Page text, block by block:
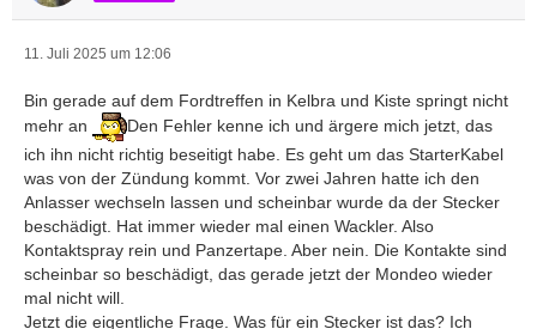
11. Juli 2025 um 12:06
Bin gerade auf dem Fordtreffen in Kelbra und Kiste springt nicht
mehr an
Den Fehler kenne ich und ärgere mich jetzt, das
ich ihn nicht richtig beseitigt habe. Es geht um das StarterKabel
was von der Zündung kommt. Vor zwei Jahren hatte ich den
Anlasser wechseln lassen und scheinbar wurde da der Stecker
beschädigt. Hat immer wieder mal einen Wackler. Also
Kontaktspray rein und Panzertape. Aber nein. Die Kontakte sind
scheinbar so beschädigt, das gerade jetzt der Mondeo wieder
mal nicht will.
Jetzt die eigentliche Frage. Was für ein Stecker ist das? Ich